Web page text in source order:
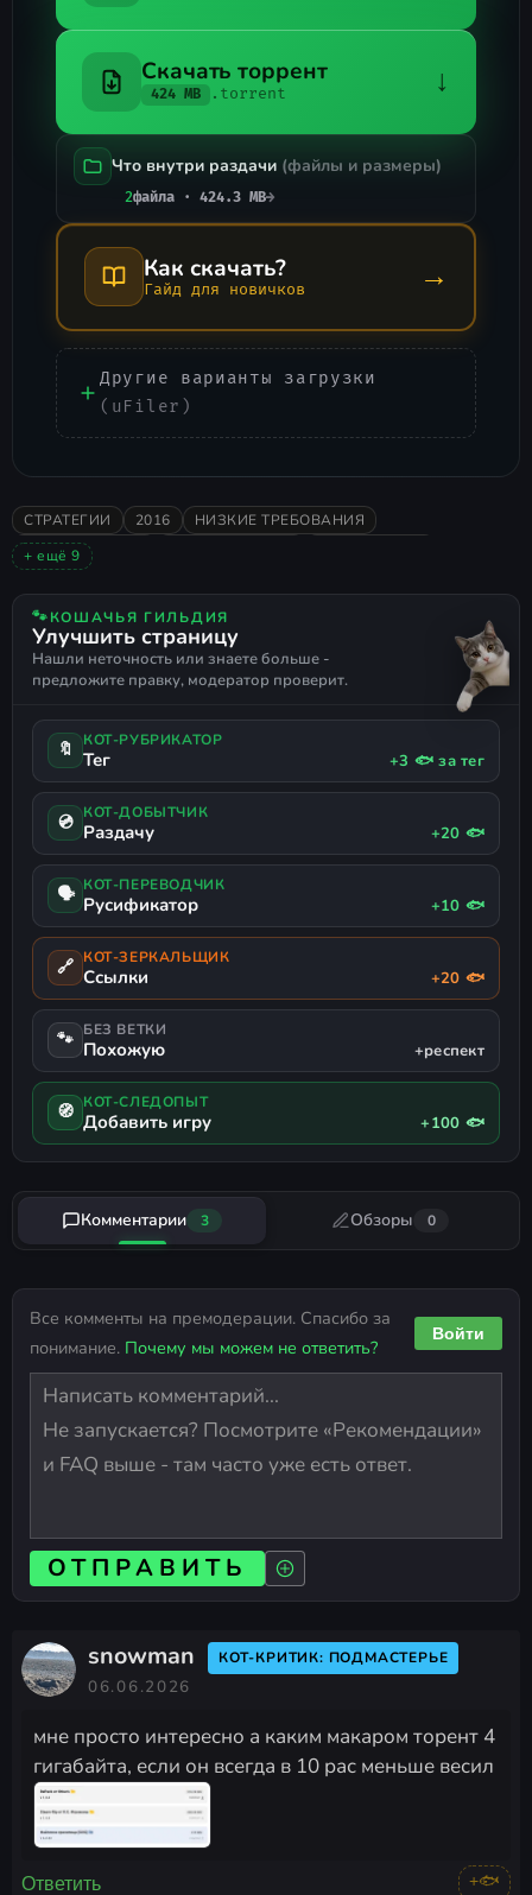
Скачать торрент
424 MB .torrent ↓
Что внутри раздачи (файлы и размеры)
2файла · 424.3 MB→
Как скачать?
Гайд для новичков →
Другие варианты загрузки
(uFiler)
СТРАТЕГИИ 2016
НИЗКИЕ ТРЕБОВАНИЯ
ПРИКЛЮЧЕНИЯ
КРАЙНЕ ПОЛОЖИТЕЛЬНЫЕ
ПОСЛЕДСТВИЯ ВЫБОРА
МАГИЯ
+ ещё 9
🐾КОШАЧЬЯ ГИЛЬДИЯ
Улучшить страницу
Нашли неточность или знаете больше -
предложите правку, модератор проверит.
🔖 КОТ-РУБРИКАТОР
Тег +3 🐟 за тег
💿 КОТ-ДОБЫТЧИК
Раздачу +20 🐟
🗣 КОТ-ПЕРЕВОДЧИК
Русификатор +10 🐟
🔗 КОТ-ЗЕРКАЛЬЩИК
Ссылки +20 🐟
🐾 БЕЗ ВЕТКИ
Похожую +респект
🧭 КОТ-СЛЕДОПЫТ
Добавить игру +100 🐟
Комментарии 3 Обзоры 0
Все комменты на премодерации. Спасибо за
понимание. Почему мы можем не ответить?
Войти
ОТПРАВИТЬ
snowman КОТ-КРИТИК: ПОДМАСТЕРЬЕ
06.06.2026
мне просто интересно а каким макаром торент 4
гигабайта, если он всегда в 10 рас меньше весил
Ответить +🐟